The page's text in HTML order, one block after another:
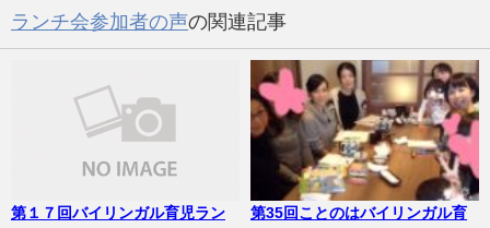
ランチ会参加者の声の関連記事
第１７回バイリンガル育児ラン
第35回ことのはバイリンガル育